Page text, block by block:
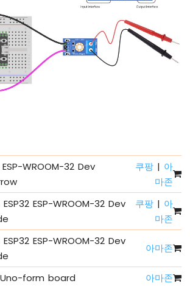
WROOM-32 Dev
쿠팡 | 아
마존
ESP-WROOM-32 Dev
쿠팡 | 아
마존
ESP-WROOM-32 Dev
아마존
Uno-form board
아마존